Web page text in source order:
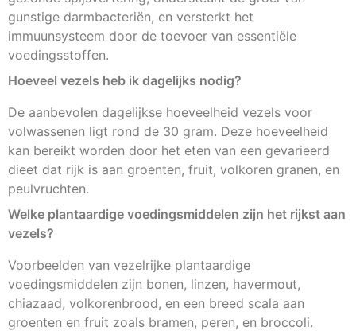
gunstige darmbacteriën, en versterkt het
immuunsysteem door de toevoer van essentiële
voedingsstoffen.
Hoeveel vezels heb ik dagelijks nodig?
De aanbevolen dagelijkse hoeveelheid vezels voor
volwassenen ligt rond de 30 gram. Deze hoeveelheid
kan bereikt worden door het eten van een gevarieerd
dieet dat rijk is aan groenten, fruit, volkoren granen, en
peulvruchten.
Welke plantaardige voedingsmiddelen zijn het rijkst aan
vezels?
Voorbeelden van vezelrijke plantaardige
voedingsmiddelen zijn bonen, linzen, havermout,
chiazaad, volkorenbrood, en een breed scala aan
groenten en fruit zoals bramen, peren, en broccoli.